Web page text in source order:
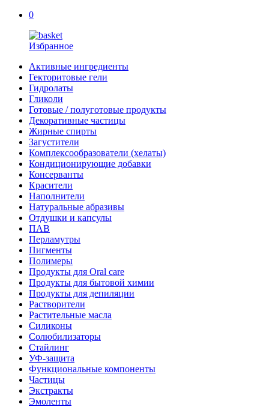
0
Избранное
Активные ингредиенты
Гекторитовые гели
Гидролаты
Гликоли
Готовые / полуготовые продукты
Декоративные частицы
Жирные спирты
Загустители
Комплексообразователи (хелаты)
Кондиционирующие добавки
Консерванты
Красители
Наполнители
Натуральные абразивы
Отдушки и капсулы
ПАВ
Перламутры
Пигменты
Полимеры
Продукты для Oral care
Продукты для бытовой химии
Продукты для депиляции
Растворители
Растительные масла
Силиконы
Солюбилизаторы
Стайлинг
УФ-защита
Функциональные компоненты
Частицы
Экстракты
Эмоленты